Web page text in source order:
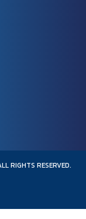
RIGHTS RESERVED.